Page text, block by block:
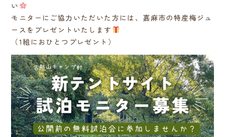
い
モニターにご協力いただいた方には、嘉麻市の特産梅ジュ
ースをプレゼントいたします
（1組におひとつプレゼント）